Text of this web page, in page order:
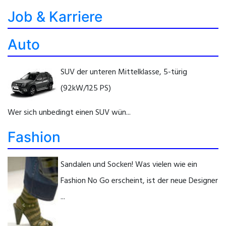
Job & Karriere
Auto
SUV der unteren Mittelklasse, 5-türig
(92kW/125 PS)
Wer sich unbedingt einen SUV wün...
Fashion
Sandalen und Socken! Was vielen wie ein
Fashion No Go erscheint, ist der neue Designer
...